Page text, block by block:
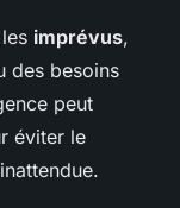
imprévus,
des besoins
peut
éviter le